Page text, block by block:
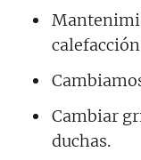
Cambiar
duchas.